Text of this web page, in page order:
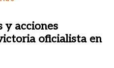
y acciones
oficialista en